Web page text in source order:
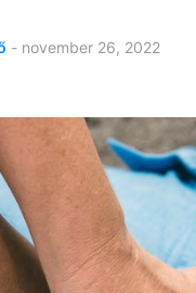
- november 26, 2022